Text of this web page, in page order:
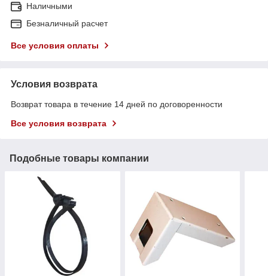
Наличными
Безналичный расчет
Все условия оплаты
Условия возврата
Возврат товара в течение 14 дней по договоренности
Все условия возврата
Подобные товары компании